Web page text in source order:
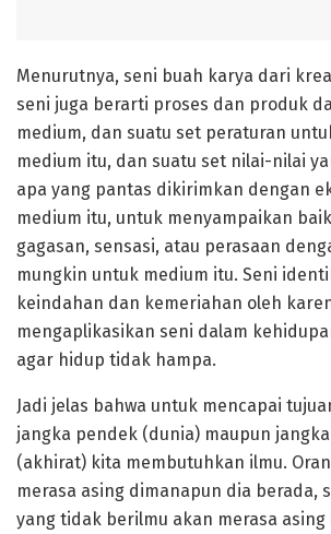
Menurutnya, seni buah karya dari
seni juga berarti proses dan produk
medium, dan suatu set peraturan
medium itu, dan suatu set nilai-nilai
apa yang pantas dikirimkan dengan
medium itu, untuk menyampaikan
gagasan, sensasi, atau perasaan
mungkin untuk medium itu. Seni
keindahan dan kemeriahan oleh
mengaplikasikan seni dalam
agar hidup tidak hampa.
Jadi jelas bahwa untuk mencapai
jangka pendek (dunia) maupun
(akhirat) kita membutuhkan ilmu.
merasa asing dimanapun dia berada,
yang tidak berilmu akan merasa